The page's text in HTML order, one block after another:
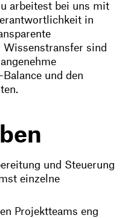
arbeitest bei uns mit
in
sind
und den
und Steuerung
einzelne
Projektteams eng